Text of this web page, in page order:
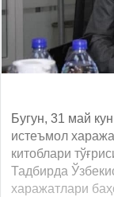
Бугун, 31 май
истеъмол
китоблари
Тадбирда
харажатлари